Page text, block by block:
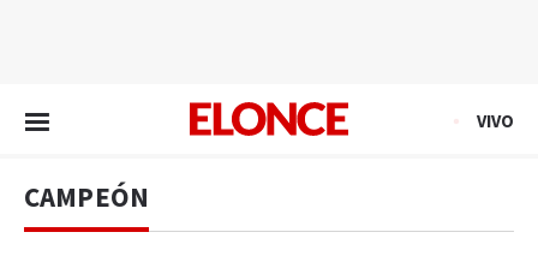
VIVO
CAMPEÓN